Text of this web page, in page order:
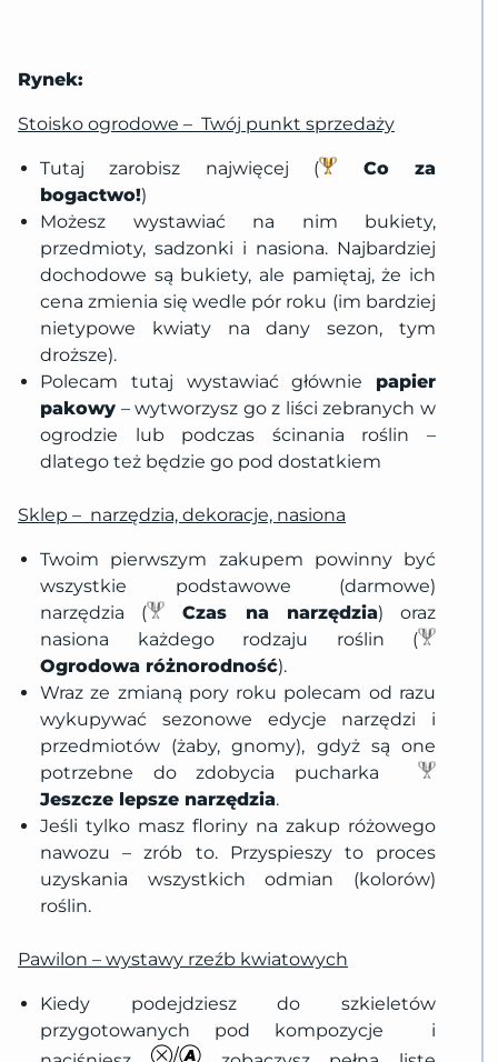
Rynek:
Stoisko ogrodowe – Twój punkt sprzedaży
Tutaj zarobisz najwięcej (
Co za
bogactwo!)
Możesz wystawiać na nim bukiety,
przedmioty, sadzonki i nasiona. Najbardziej
dochodowe są bukiety, ale pamiętaj, że ich
cena zmienia się wedle pór roku (im bardziej
nietypowe kwiaty na dany sezon, tym
droższe).
Polecam tutaj wystawiać głównie papier
pakowy – wytworzysz go z liści zebranych w
ogrodzie lub podczas ścinania roślin –
dlatego też będzie go pod dostatkiem
Sklep – narzędzia, dekoracje, nasiona
Twoim pierwszym zakupem powinny być
wszystkie podstawowe (darmowe)
narzędzia (
Czas na narzędzia) oraz
nasiona każdego rodzaju roślin (
Ogrodowa różnorodność).
Wraz ze zmianą pory roku polecam od razu
wykupywać sezonowe edycje narzędzi i
przedmiotów (żaby, gnomy), gdyż są one
potrzebne do zdobycia pucharka
Jeszcze lepsze narzędzia.
Jeśli tylko masz floriny na zakup różowego
nawozu – zrób to. Przyspieszy to proces
uzyskania wszystkich odmian (kolorów)
roślin.
Pawilon – wystawy rzeźb kwiatowych
Kiedy podejdziesz do szkieletów
przygotowanych pod kompozycje i